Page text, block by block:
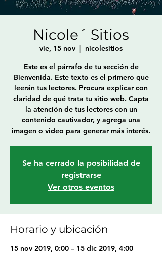
Nicole´ Sitios
vie, 15 nov
  |
nicolesitios
Este es el párrafo de tu sección de
Bienvenida. Este texto es el primero que
leerán tus lectores. Procura explicar con
claridad de qué trata tu sitio web. Capta
la atención de tus lectores con un
contenido cautivador, y agrega una
imagen o video para generar más interés.
Se ha cerrado la posibilidad de
registrarse
Ver otros eventos
Horario y ubicación
15 nov 2019, 0:00 – 15 dic 2019, 4:00